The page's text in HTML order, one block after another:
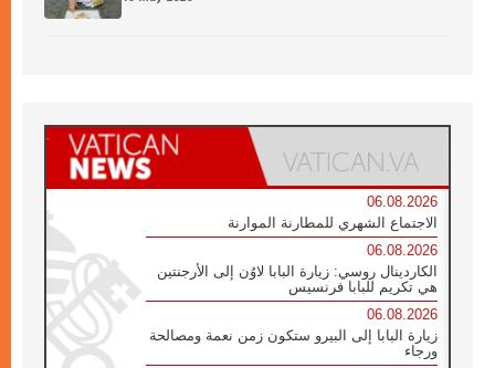
06.08.2026
الاجتماع الشهري للمطارنة الموارنة
06.08.2026
الكاردينال روسي: زيارة البابا لاوُن إلى الأرجنتين
هي تكريم للبابا فرنسيس
06.08.2026
زيارة البابا إلى البيرو ستكون زمن نعمة ومصالحة
ورجاء